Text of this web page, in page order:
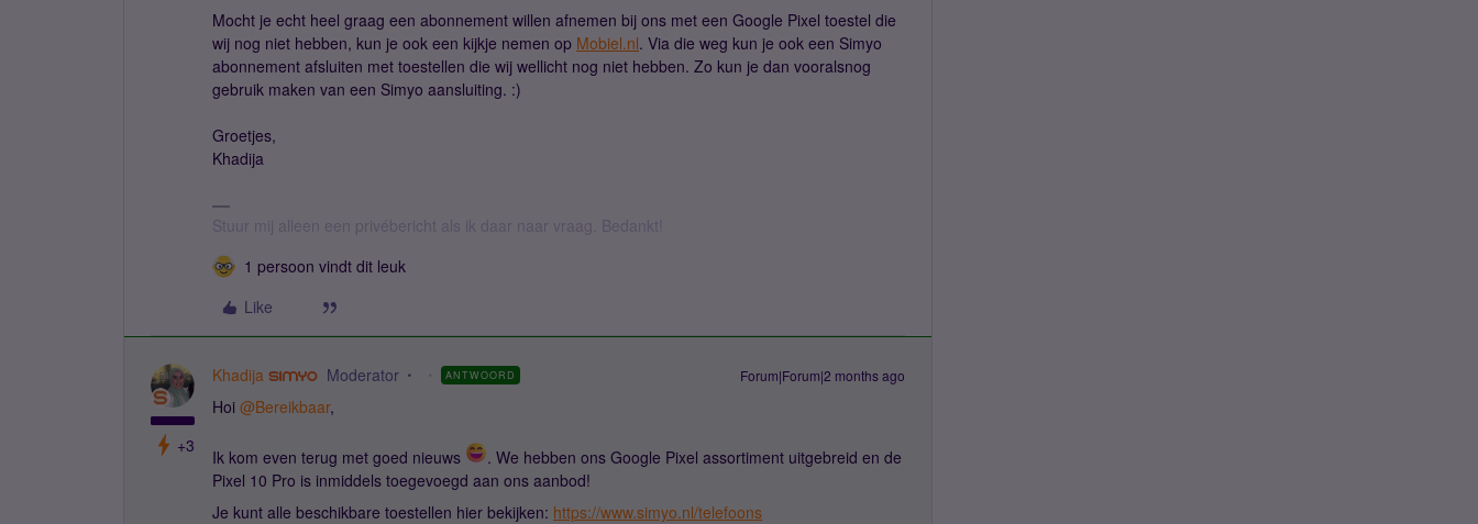
Mocht je echt heel graag een abonnement willen afnemen bij ons met een Google Pixel toestel die
wij nog niet hebben, kun je ook een kijkje nemen op Mobiel.nl. Via die weg kun je ook een Simyo
abonnement afsluiten met toestellen die wij wellicht nog niet hebben. Zo kun je dan vooralsnog
gebruik maken van een Simyo aansluiting. :)
Groetjes,
Khadija
Stuur mij alleen een privébericht als ik daar naar vraag. Bedankt!
1 persoon vindt dit leuk
Like
+3
Khadija Moderator ANTWOORD Forum|Forum|2 months ago
Hoi ​ @Bereikbaar,
Ik kom even terug met goed nieuws
. We hebben ons Google Pixel assortiment uitgebreid en de
Pixel 10 Pro is inmiddels toegevoegd aan ons aanbod!
Je kunt alle beschikbare toestellen hier bekijken: https://www.simyo.nl/telefoons